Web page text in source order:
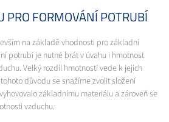
PRO FORMOVÁNÍ POTRUBÍ
na základě vhodnosti pro základní
potrubí je nutné brát v úvahu i hmotnost
Velký rozdíl hmotností vede k jejich
důvodu se snažíme zvolit složení
základnímu materiálu a zároveň se
vzduchu.